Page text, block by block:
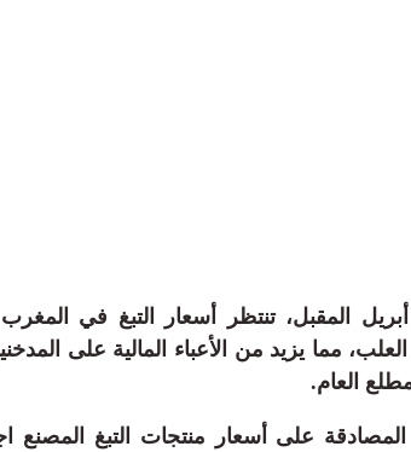
أبريل المقبل، تنتظر أسعار التبغ في
مما يزيد من الأعباء المالية على
العام.
على أسعار منتجات التبغ المصنع